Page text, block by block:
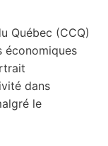
Québec (CCQ)
économiques
dans
le